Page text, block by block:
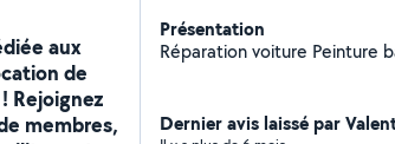
aux
de
Rejoignez
membres,
Présentation
Dernier avis laissé par